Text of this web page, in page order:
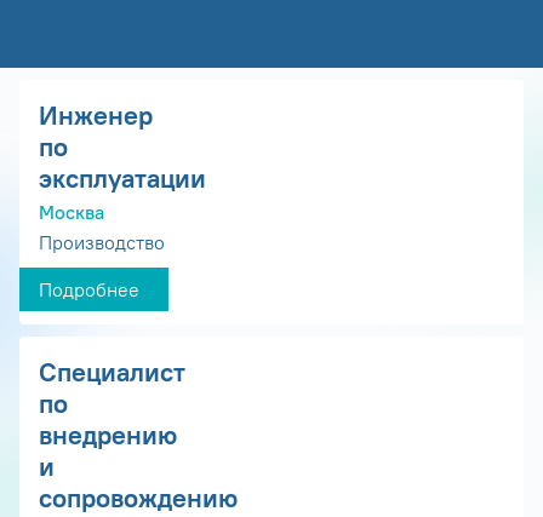
Инженер
по
эксплуатации
Москва
Производство
Подробнее
Специалист
по
внедрению
и
сопровождению